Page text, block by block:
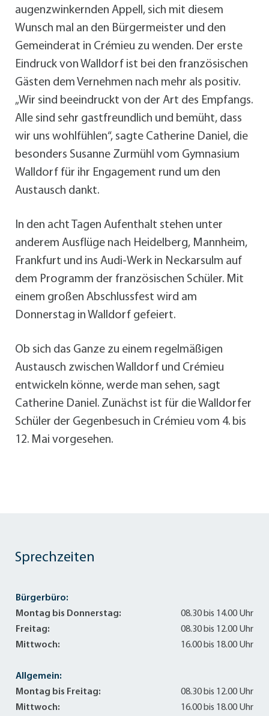
augenzwinkernden Appell, sich mit diesem
Wunsch mal an den Bürgermeister und den
Gemeinderat in Crémieu zu wenden. Der erste
Eindruck von Walldorf ist bei den französischen
Gästen dem Vernehmen nach mehr als positiv.
„Wir sind beeindruckt von der Art des Empfangs.
Alle sind sehr gastfreundlich und bemüht, dass
wir uns wohlfühlen“, sagte Catherine Daniel, die
besonders Susanne Zurmühl vom Gymnasium
Walldorf für ihr Engagement rund um den
Austausch dankt.
In den acht Tagen Aufenthalt stehen unter
anderem Ausflüge nach Heidelberg, Mannheim,
Frankfurt und ins Audi-Werk in Neckarsulm auf
dem Programm der französischen Schüler. Mit
einem großen Abschlussfest wird am
Donnerstag in Walldorf gefeiert.
Ob sich das Ganze zu einem regelmäßigen
Austausch zwischen Walldorf und Crémieu
entwickeln könne, werde man sehen, sagt
Catherine Daniel. Zunächst ist für die Walldorfer
Schüler der Gegenbesuch in Crémieu vom 4. bis
12. Mai vorgesehen.
Sprechzeiten
Bürgerbüro:
Montag bis Donnerstag:
08.30 bis 14.00 Uhr
Freitag:
08.30 bis 12.00 Uhr
Mittwoch:
16.00 bis 18.00 Uhr
Allgemein:
Montag bis Freitag:
08.30 bis 12.00 Uhr
Mittwoch:
16.00 bis 18.00 Uhr